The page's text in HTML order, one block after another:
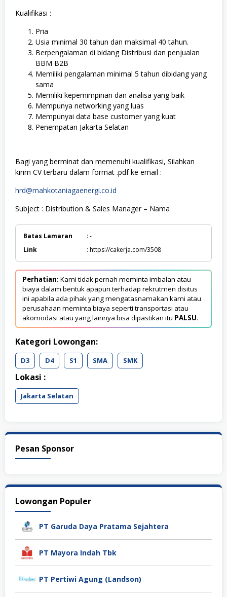
Kualifikasi :
Pria
Usia minimal 30 tahun dan maksimal 40 tahun.
Berpengalaman di bidang Distribusi dan penjualan
BBM B2B
Memiliki pengalaman minimal 5 tahun dibidang yang
sama
Memiliki kepemimpinan dan analisa yang baik
Mempunya networking yang luas
Mempunyai data base customer yang kuat
Penempatan Jakarta Selatan
Bagi yang berminat dan memenuhi kualifikasi, Silahkan
kirim CV terbaru dalam format .pdf ke email :
hrd@mahkotaniagaenergi.co.id
Subject : Distribution & Sales Manager – Nama
Batas Lamaran
: -
Link
: https://cakerja.com/3508
Perhatian: Kami tidak pernah meminta imbalan atau
biaya dalam bentuk apapun terhadap rekrutmen disitus
ini apabila ada pihak yang mengatasnamakan kami atau
perusahaan meminta biaya seperti transportasi atau
akomodasi atau yang lainnya bisa dipastikan itu PALSU.
Kategori Lowongan:
D3 D4 S1 SMA SMK
Lokasi :
Jakarta Selatan
Pesan Sponsor
Lowongan Populer
PT Garuda Daya Pratama Sejahtera
PT Mayora Indah Tbk
PT Pertiwi Agung (Landson)